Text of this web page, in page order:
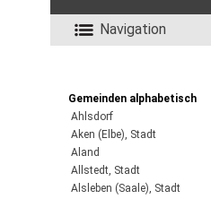
Navigation
Gemeinden alphabetisch
Ahlsdorf
Aken (Elbe), Stadt
Aland
Allstedt, Stadt
Alsleben (Saale), Stadt